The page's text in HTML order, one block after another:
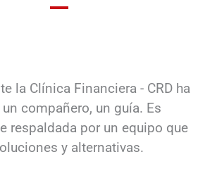
la Clínica Financiera - CRD ha
compañero, un guía. Es
respaldada por un equipo que
y alternativas.